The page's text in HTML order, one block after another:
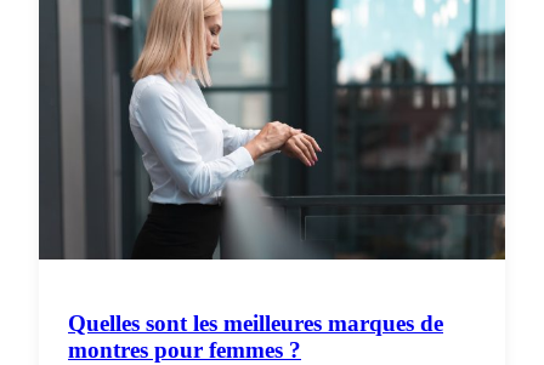
Quelles sont les meilleures marques de
montres pour femmes ?